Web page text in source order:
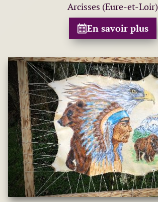
Arcisses (Eure-et-Loir)
En savoir plus